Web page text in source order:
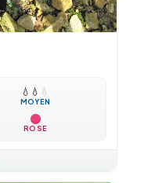
💧 💧 💧
MOYEN
ROSE